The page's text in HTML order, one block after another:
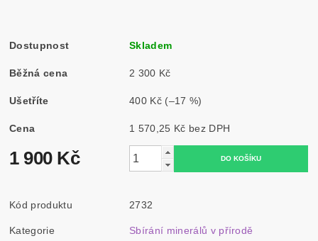
Dostupnost Skladem
Běžná cena 2 300 Kč
Ušetříte 400 Kč (–17 %)
Cena 1 570,25 Kč bez DPH
1 900 Kč
Kód produktu 2732
Kategorie Sbírání minerálů v přírodě